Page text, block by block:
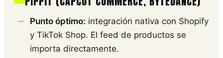
Punto óptimo: integración nativa con Shopify
y TikTok Shop. El feed de productos se
importa directamente.